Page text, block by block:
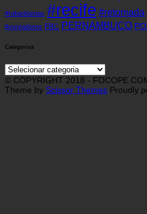
#rafaeldantas #recife #retomada
#vereadores FBC PERNAMBUCO
Categorias
Categorias
© COPYRIGHT 2018 -
Theme by Scissor Themes Proudly